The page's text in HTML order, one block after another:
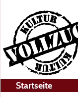
Startseite